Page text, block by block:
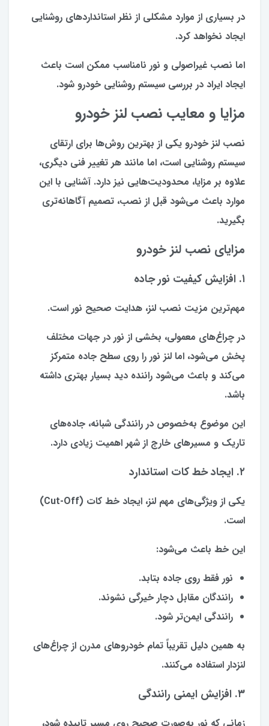
در بسیاری از موارد مشکلی از نظر استانداردهای روشنایی
ایجاد نخواهد کرد.
اما نصب غیراصولی و نور نامناسب ممکن است باعث
ایجاد ایراد در بررسی سیستم روشنایی خودرو شود.
مزایا و معایب نصب لنز خودرو
نصب لنز خودرو یکی از بهترین روش‌ها برای ارتقای
سیستم روشنایی است، اما مانند هر تغییر فنی دیگری،
علاوه بر مزایا، محدودیت‌هایی نیز دارد. آشنایی با این
موارد باعث می‌شود قبل از نصب، تصمیم آگاهانه‌تری
بگیرید.
مزایای نصب لنز خودرو
۱. افزایش کیفیت نور جاده
مهم‌ترین مزیت نصب لنز، هدایت صحیح نور است.
در چراغ‌های معمولی، بخشی از نور در جهات مختلف
پخش می‌شود، اما لنز نور را روی سطح جاده متمرکز
می‌کند و باعث می‌شود راننده دید بسیار بهتری داشته
باشد.
این موضوع به‌خصوص در رانندگی شبانه، جاده‌های
تاریک و مسیرهای خارج از شهر اهمیت زیادی دارد.
۲. ایجاد خط کات استاندارد
یکی از ویژگی‌های مهم لنز، ایجاد خط کات (Cut-Off)
است.
این خط باعث می‌شود:
نور فقط روی جاده بتابد.
رانندگان مقابل دچار خیرگی نشوند.
رانندگی ایمن‌تر شود.
به همین دلیل تقریباً تمام خودروهای مدرن از چراغ‌های
لنزدار استفاده می‌کنند.
۳. افزایش ایمنی رانندگی